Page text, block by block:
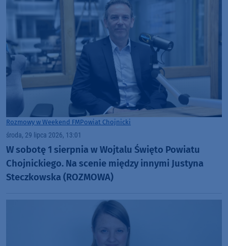
Rozmowy w Weekend FMPowiat Chojnicki
środa, 29 lipca 2026, 13:01
W sobotę 1 sierpnia w Wojtalu Święto Powiatu
Chojnickiego. Na scenie między innymi Justyna
Steczkowska (ROZMOWA)